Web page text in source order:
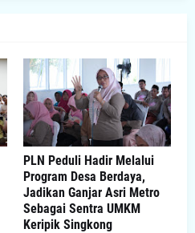
PLN Peduli Hadir Melalui
Program Desa Berdaya,
Jadikan Ganjar Asri Metro
Sebagai Sentra UMKM
Keripik Singkong